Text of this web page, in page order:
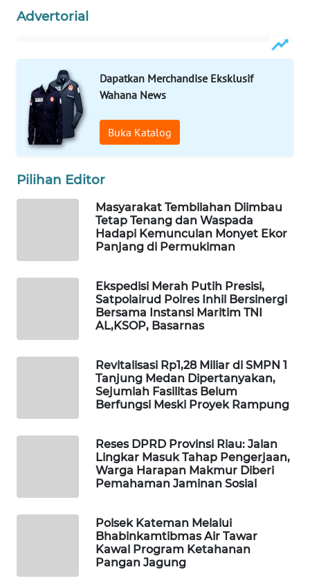
Advertorial
Dapatkan Merchandise Eksklusif
Wahana News
Buka Katalog
Pilihan Editor
Masyarakat Tembilahan Diimbau
Tetap Tenang dan Waspada
Hadapi Kemunculan Monyet Ekor
Panjang di Permukiman
Ekspedisi Merah Putih Presisi,
Satpolairud Polres Inhil Bersinergi
Bersama Instansi Maritim TNI
AL,KSOP, Basarnas
Revitalisasi Rp1,28 Miliar di SMPN 1
Tanjung Medan Dipertanyakan,
Sejumlah Fasilitas Belum
Berfungsi Meski Proyek Rampung
Reses DPRD Provinsi Riau: Jalan
Lingkar Masuk Tahap Pengerjaan,
Warga Harapan Makmur Diberi
Pemahaman Jaminan Sosial
Polsek Kateman Melalui
Bhabinkamtibmas Air Tawar
Kawal Program Ketahanan
Pangan Jagung
WAHANANEWS
WAHANA
SPORT
WAHANA
UMKM
WAHANA
WAHANA
HEALTH
Wahana